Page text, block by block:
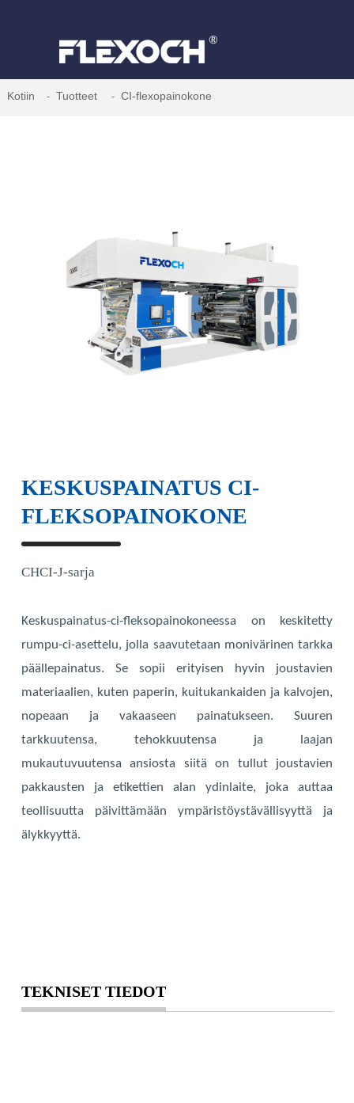
Kotiin Tuotteet CI-flexopainokone
KESKUSPAINATUS CI-
FLEKSOPAINOKONE
CHCI-J-sarja
Keskuspainatus-ci-fleksopainokoneessa on keskitetty
rumpu-ci-asettelu, jolla saavutetaan monivärinen tarkka
päällepainatus. Se sopii erityisen hyvin joustavien
materiaalien, kuten paperin, kuitukankaiden ja kalvojen,
nopeaan ja vakaaseen painatukseen. Suuren
tarkkuutensa, tehokkuutensa ja laajan
mukautuvuutensa ansiosta siitä on tullut joustavien
pakkausten ja etikettien alan ydinlaite, joka auttaa
teollisuutta päivittämään ympäristöystävällisyyttä ja
älykkyyttä.
TEKNISET TIEDOT